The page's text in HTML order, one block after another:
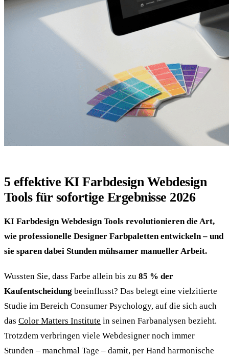
5 effektive KI Farbdesign Webdesign
Tools für sofortige Ergebnisse 2026
KI Farbdesign Webdesign Tools revolutionieren die Art,
wie professionelle Designer Farbpaletten entwickeln – und
sie sparen dabei Stunden mühsamer manueller Arbeit.
Wussten Sie, dass Farbe allein bis zu 85 % der
Kaufentscheidung beeinflusst? Das belegt eine vielzitierte
Studie im Bereich Consumer Psychology, auf die sich auch
das Color Matters Institute in seinen Farbanalysen bezieht.
Trotzdem verbringen viele Webdesigner noch immer
Stunden – manchmal Tage – damit, per Hand harmonische